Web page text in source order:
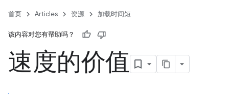
首页 Articles 资源 加载时间短
该内容对您有帮助吗？
速度的价值